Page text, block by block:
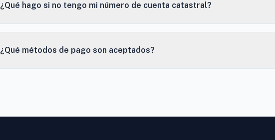
¿Qué hago si no tengo mi número de cuenta catastral?
¿Qué métodos de pago son aceptados?